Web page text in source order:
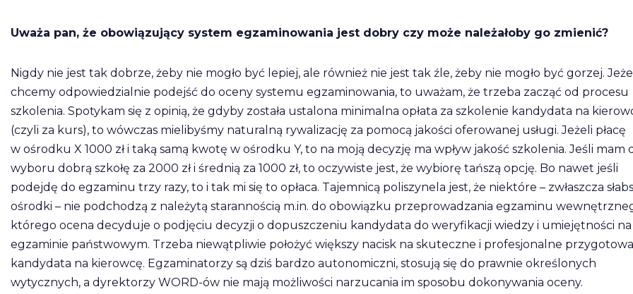
Uważa pan, że obowiązujący system egzaminowania jest dobry czy może należałoby go zmienić?
Nigdy nie jest tak dobrze, żeby nie mogło być lepiej, ale również nie jest tak źle, żeby nie mogło być gorzej.
chcemy odpowiedzialnie podejść do oceny systemu egzaminowania, to uważam, że trzeba zacząć od procesu
szkolenia. Spotykam się z opinią, że gdyby została ustalona minimalna opłata za szkolenie kandydata na
(czyli za kurs), to wówczas mielibyśmy naturalną rywalizację za pomocą jakości oferowanej usługi. Jeżeli płacę
w ośrodku X 1000 zł i taką samą kwotę w ośrodku Y, to na moją decyzję ma wpływ jakość szkolenia. Jeśli mam
wyboru dobrą szkołę za 2000 zł i średnią za 1000 zł, to oczywiste jest, że wybiorę tańszą opcję. Bo nawet jeśli
podejdę do egzaminu trzy razy, to i tak mi się to opłaca. Tajemnicą poliszynela jest, że niektóre – zwłaszcza
ośrodki – nie podchodzą z należytą starannością m.in. do obowiązku przeprowadzania egzaminu
którego ocena decyduje o podjęciu decyzji o dopuszczeniu kandydata do weryfikacji wiedzy i umiejętności na
egzaminie państwowym. Trzeba niewątpliwie położyć większy nacisk na skuteczne i profesjonalne
kandydata na kierowcę. Egzaminatorzy są dziś bardzo autonomiczni, stosują się do prawnie określonych
wytycznych, a dyrektorzy WORD-ów nie mają możliwości narzucania im sposobu dokonywania oceny.